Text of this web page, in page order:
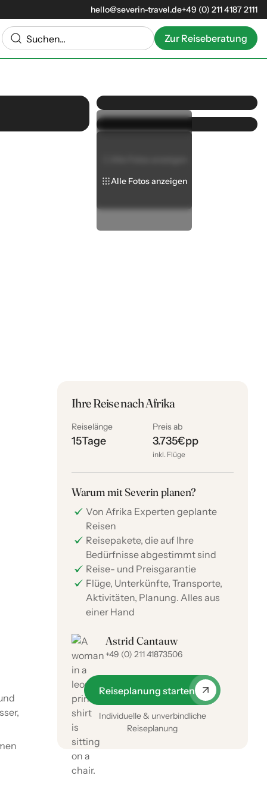
hello@severin-travel.de+49 (0) 211 4187 2111
Zur Reiseberatung
Alle Fotos anzeigen
Ihre Reise nach Afrika
Reiselänge
15Tage
Preis ab
3.735€pp
inkl. Flüge
Warum mit Severin planen?
Von Afrika Experten geplante
Reisen
Reisepakete, die auf Ihre
Bedürfnisse abgestimmt sind
Reise- und Preisgarantie
Flüge, Unterkünfte, Transporte,
Aktivitäten, Planung. Alles aus
einer Hand
Astrid Cantauw
+49 (0) 211 41873506
Reiseplanung starten
Individuelle & unverbindliche
Reiseplanung